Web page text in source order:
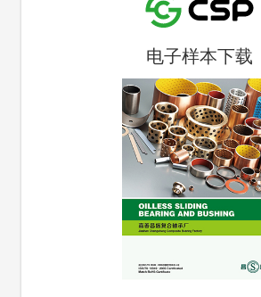
电子样本下载